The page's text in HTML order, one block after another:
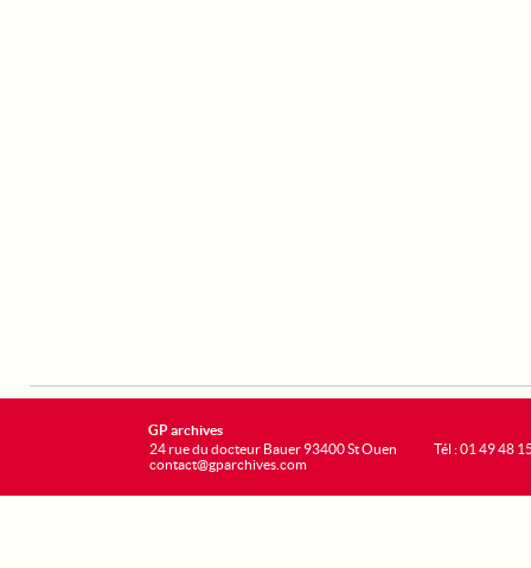
GP archives
24 rue du docteur Bauer 93400 St Ouen
contact@gparchives.com
Tél : 01 49 48